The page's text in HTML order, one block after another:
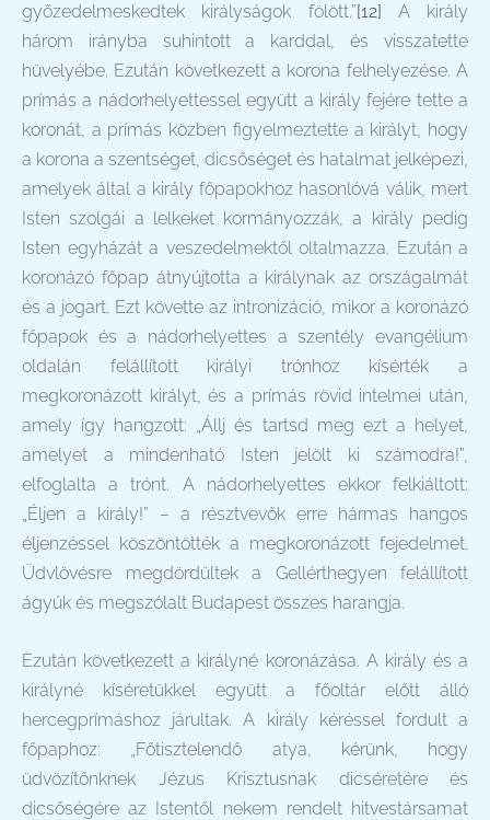
győzedelmeskedtek királyságok fölött.”[12] A király
három irányba suhintott a karddal, és visszatette
hüvelyébe. Ezután következett a korona felhelyezése. A
prímás a nádorhelyettessel együtt a király fejére tette a
koronát, a prímás közben figyelmeztette a királyt, hogy
a korona a szentséget, dicsőséget és hatalmat jelképezi,
amelyek által a király főpapokhoz hasonlóvá válik, mert
Isten szolgái a lelkeket kormányozzák, a király pedig
Isten egyházát a veszedelmektől oltalmazza. Ezután a
koronázó főpap átnyújtotta a királynak az országalmát
és a jogart. Ezt követte az intronizáció, mikor a koronázó
főpapok és a nádorhelyettes a szentély evangélium
oldalán felállított királyi trónhoz kísérték a
megkoronázott királyt, és a prímás rövid intelmei után,
amely így hangzott: „Állj és tartsd meg ezt a helyet,
amelyet a mindenható Isten jelölt ki számodra!”,
elfoglalta a trónt. A nádorhelyettes ekkor felkiáltott:
„Éljen a király!” – a résztvevők erre hármas hangos
éljenzéssel köszöntötték a megkoronázott fejedelmet.
Üdvlövésre megdördültek a Gellérthegyen felállított
ágyúk és megszólalt Budapest összes harangja.
Ezután következett a királyné koronázása. A király és a
királyné kíséretükkel együtt a főoltár előtt álló
hercegprímáshoz járultak. A király kéréssel fordult a
főpaphoz: „Főtisztelendő atya, kérünk, hogy
üdvözítőnknek Jézus Krisztusnak dicséretére és
dicsőségére az Istentől nekem rendelt hitvestársamat